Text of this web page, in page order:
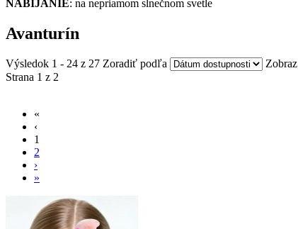
NABÍJANIE: na nepriamom slnečnom svetle
Avanturín
Výsledok 1 - 24 z 27 Zoradiť podľa Zobraz
Strana 1 z 2
«
‹
1
2
›
»